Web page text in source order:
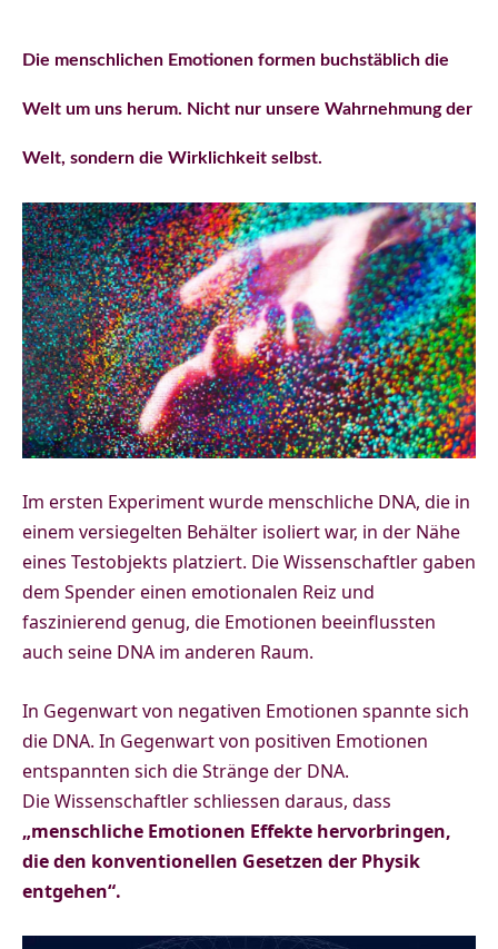
Die menschlichen Emotionen formen buchstäblich die
Welt um uns herum. Nicht nur unsere Wahrnehmung der
Welt, sondern die Wirklichkeit selbst.
Im ersten Experiment wurde menschliche DNA, die in
einem versiegelten Behälter isoliert war, in der Nähe
eines Testobjekts platziert. Die Wissenschaftler gaben
dem Spender einen emotionalen Reiz und
faszinierend genug, die Emotionen beeinflussten
auch seine DNA im anderen Raum.
In Gegenwart von negativen Emotionen spannte sich
die DNA. In Gegenwart von positiven Emotionen
entspannten sich die Stränge der DNA.
Die Wissenschaftler schliessen daraus, dass
„menschliche Emotionen Effekte hervorbringen,
die den konventionellen Gesetzen der Physik
entgehen“.